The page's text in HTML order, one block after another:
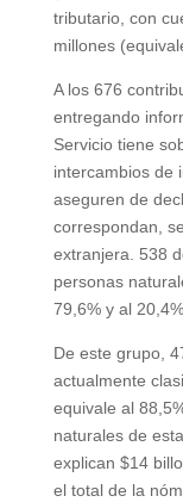
tributario, con
millones
A los 676
entregando
Servicio tiene
intercambios de
aseguren de
correspondan,
extranjera. 538
personas
79,6% y al
De este grupo,
actualmente
equivale al
naturales de
explican $14
el total de la